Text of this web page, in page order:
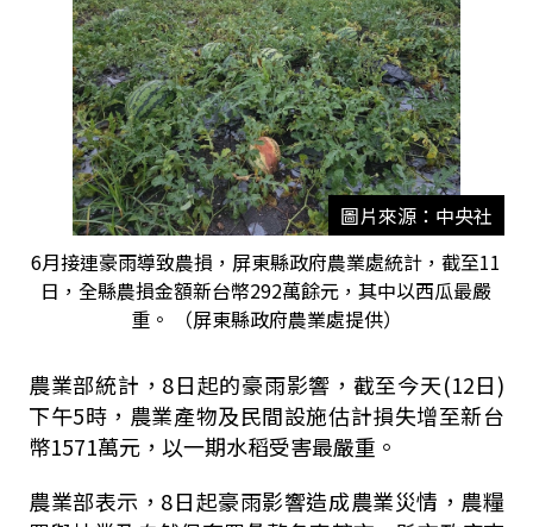
圖片來源：中央社
6月接連豪雨導致農損，屏東縣政府農業處統計，截至11
日，全縣農損金額新台幣292萬餘元，其中以西瓜最嚴
重。 （屏東縣政府農業處提供）
農業部統計，8日起的豪雨影響，截至今天(12日)
下午5時，農業產物及民間設施估計損失增至新台
幣1571萬元，以一期水稻受害最嚴重。
農業部表示，8日起豪雨影響造成農業災情，農糧